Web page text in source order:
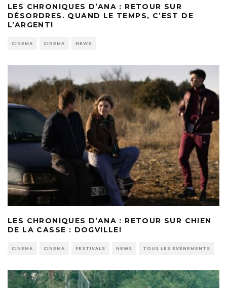
LES CHRONIQUES D’ANA : RETOUR SUR
DÉSORDRES. QUAND LE TEMPS, C’EST DE
L’ARGENT!
CINEMA CINEMA NEWS
LES CHRONIQUES D’ANA : RETOUR SUR CHIEN
DE LA CASSE : DOGVILLE!
CINEMA CINEMA FESTIVALS NEWS TOUS LES ÉVÈNEMENTS